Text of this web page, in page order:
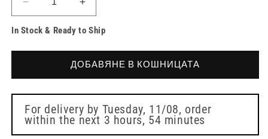
Намаляване
на
количеството
Acid
Wipes
Опаковка
от
25
Увеличете
количеството
за
Acid
Wipes
Опаковка
от
25
бр
In Stock & Ready to Ship
ДОБАВЯНЕ В КОШНИЦАТА
For delivery by Tuesday, 11/08, order
within the next 3 hours, 54 minutes